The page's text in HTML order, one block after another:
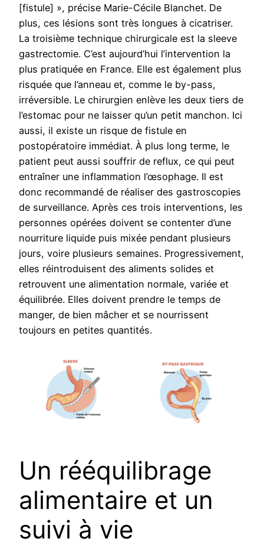
[fistule] », précise Marie-Cécile Blanchet. De
plus, ces lésions sont très longues à cicatriser.
La troisième technique chirurgicale est la sleeve
gastrectomie. C’est aujourd’hui l’intervention la
plus pratiquée en France. Elle est également plus
risquée que l’anneau et, comme le by-pass,
irréversible. Le chirurgien enlève les deux tiers de
l’estomac pour ne laisser qu’un petit manchon. Ici
aussi, il existe un risque de fistule en
postopératoire immédiat. À plus long terme, le
patient peut aussi souffrir de reflux, ce qui peut
entraîner une inflammation l’œsophage. Il est
donc recommandé de réaliser des gastroscopies
de surveillance. Après ces trois interventions, les
personnes opérées doivent se contenter d’une
nourriture liquide puis mixée pendant plusieurs
jours, voire plusieurs semaines. Progressivement,
elles réintroduisent des aliments solides et
retrouvent une alimentation normale, variée et
équilibrée. Elles doivent prendre le temps de
manger, de bien mâcher et se nourrissent
toujours en petites quantités.
Un rééquilibrage
alimentaire et un
suivi à vie